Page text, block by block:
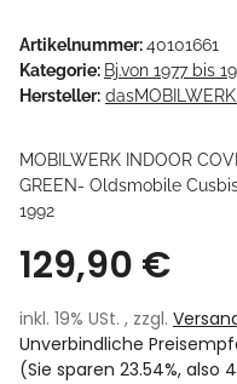
Artikelnummer:40101661
Kategorie: Bj.von 1977 bis
Hersteller:
MOBILWERK INDOOR
GREEN- Oldsmobile
1992
129,90 €
inkl. 19% USt. , zzgl.
Unverbindliche
(Sie sparen 23.54%, also